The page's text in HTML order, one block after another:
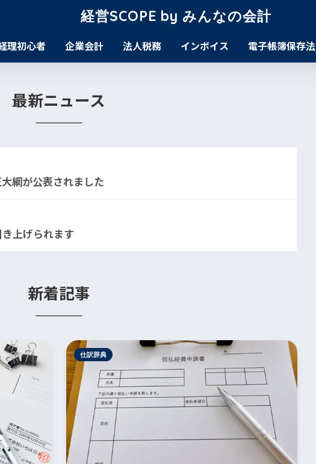
経営SCOPE by みんなの会計
理初心者 企業会計 法人税務 インボイス 電子帳簿保存法
最新ニュース
綱が公表されました
上げられます
新着記事
仕訳辞典